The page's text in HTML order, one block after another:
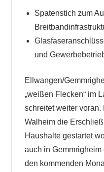
Spatenstich zum
und
Ellwangen/
„weißen Flecken“ im
schreitet weiter
Walheim die
Haushalte gestartet
auch in
den kommenden